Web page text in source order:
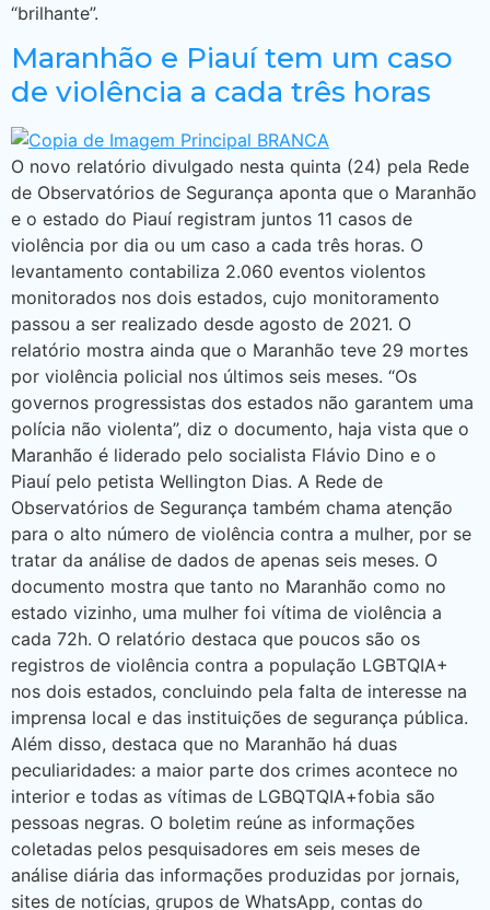
“brilhante”.
Maranhão e Piauí tem um caso
de violência a cada três horas
O novo relatório divulgado nesta quinta (24) pela Rede
de Observatórios de Segurança aponta que o Maranhão
e o estado do Piauí registram juntos 11 casos de
violência por dia ou um caso a cada três horas. O
levantamento contabiliza 2.060 eventos violentos
monitorados nos dois estados, cujo monitoramento
passou a ser realizado desde agosto de 2021. O
relatório mostra ainda que o Maranhão teve 29 mortes
por violência policial nos últimos seis meses. “Os
governos progressistas dos estados não garantem uma
polícia não violenta”, diz o documento, haja vista que o
Maranhão é liderado pelo socialista Flávio Dino e o
Piauí pelo petista Wellington Dias. A Rede de
Observatórios de Segurança também chama atenção
para o alto número de violência contra a mulher, por se
tratar da análise de dados de apenas seis meses. O
documento mostra que tanto no Maranhão como no
estado vizinho, uma mulher foi vítima de violência a
cada 72h. O relatório destaca que poucos são os
registros de violência contra a população LGBTQIA+
nos dois estados, concluindo pela falta de interesse na
imprensa local e das instituições de segurança pública.
Além disso, destaca que no Maranhão há duas
peculiaridades: a maior parte dos crimes acontece no
interior e todas as vítimas de LGBQTQIA+fobia são
pessoas negras. O boletim reúne as informações
coletadas pelos pesquisadores em seis meses de
análise diária das informações produzidas por jornais,
sites de notícias, grupos de WhatsApp, contas do